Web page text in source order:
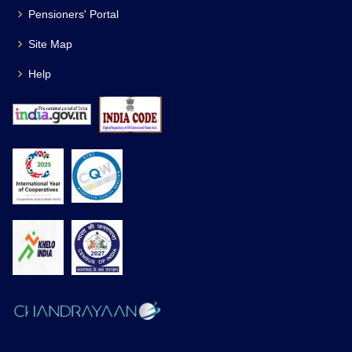
Pensioners' Portal
Site Map
Help